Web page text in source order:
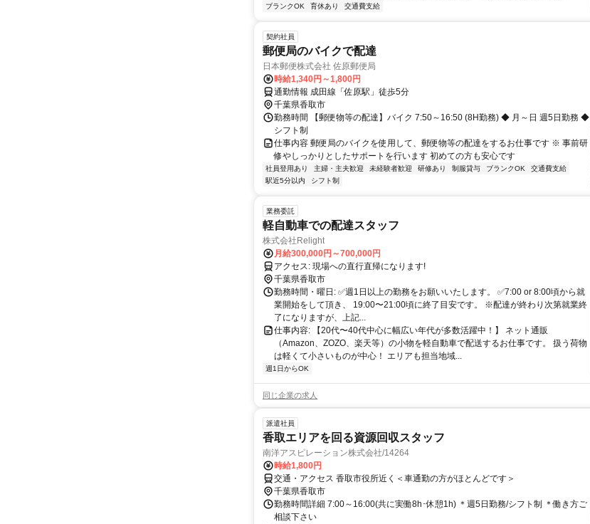
ブランクOK
育休あり 交通費支給
契約社員
郵便局のバイクで配達
日本郵便株式会社 佐原郵便局
時給1,340円～1,800円
通勤情報 成田線「佐原駅」徒歩5分
千葉県香取市
勤務時間 【郵便物等の配達】バイク 7:50～16:50 (8H勤務) ◆ 月～日 週5日勤務 ◆
シフト制
仕事内容 郵便局のバイクを使用して、郵便物等の配達をするお仕事です ※ 事前研
修やしっかりとしたサポートを行います 初めての方も安心です
社員登用あり 主婦・主夫歓迎 未経験者歓迎 研修あり 制服貸与 ブランクOK
交通費支給
駅近5分以内
シフト制
業務委託
軽自動車での配達スタッフ
株式会社Relight
月給300,000円～700,000円
アクセス: 現場への直行直帰になります!
千葉県香取市
勤務時間・曜日: ✅週1日以上の勤務をお願いいたします。 ✅7:00 or 8:00頃から就
業開始をして頂き、 19:00〜21:00頃に終了目安です。 ※配達が終わり次第就業終
了になりますが、上記...
仕事内容: 【20代〜40代中心に幅広い年代が多数活躍中！】 ネット通販
（Amazon、ZOZO、楽天等）の小物を軽自動車で配送するお仕事です。 扱う荷物
は軽くて小さいものが中心！ エリアも担当地域...
週1日からOK
同じ企業の求人
派遣社員
香取エリアを回る資源回収スタッフ
南洋アスピレーション株式会社/14264
時給1,800円
交通・アクセス 香取市役所近く＜車通勤の方がほとんどです＞
千葉県香取市
勤務時間詳細 7:00～16:00(共に実働8h･休憩1h) ＊週5日勤務/シフト制 ＊働き方ご
相談下さい